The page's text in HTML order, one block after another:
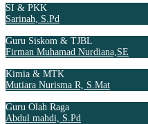
SI & PKK
Sarinah, S.Pd
Guru Siskom & TJBL
Firman Muhamad Nurdiana,SE
Kimia & MTK
Mutiara Nurisma R, S.Mat
Guru Olah Raga
Abdul mahdi, S.Pd